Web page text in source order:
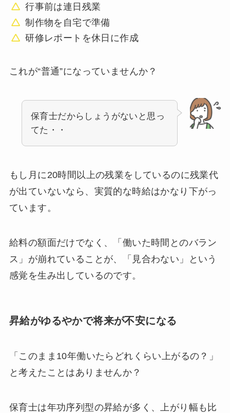
行事前は連日残業
制作物を自宅で準備
研修レポートを休日に作成
これが“普通”になっていませんか？
保育士だからしょうがないと思っ
てた・・
もし月に20時間以上の残業をしているのに残業代
が出ていないなら、実質的な時給はかなり下がっ
ています。
給料の額面だけでなく、「働いた時間とのバラン
ス」が崩れていることが、「見合わない」という
感覚を生み出しているのです。
昇給がゆるやかで将来が不安になる
「このまま10年働いたらどれくらい上がるの？」
と考えたことはありませんか？
保育士は年功序列型の昇給が多く、上がり幅も比